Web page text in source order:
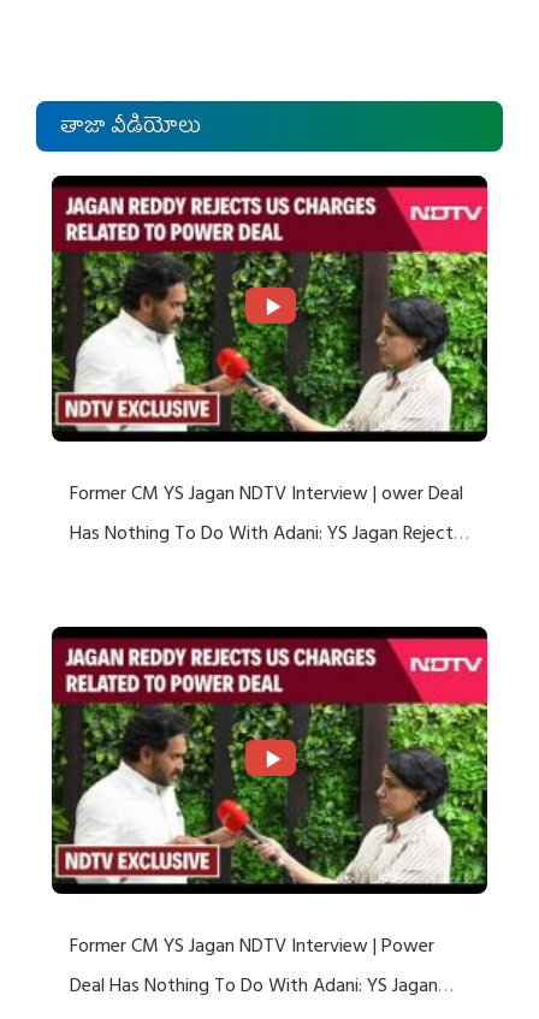
తాజా వీడియోలు
Former CM YS Jagan NDTV Interview | ower Deal
Has Nothing To Do With Adani: YS Jagan Rejects
Former CM YS Jagan NDTV Interview | Power
Deal Has Nothing To Do With Adani: YS Jagan